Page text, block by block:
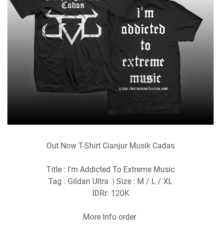
Out Now T-Shirt Cianjur Musik Cadas
Title : I'm Addicted To Extreme Music
Tag : Gildan Ultra | Size : M / L / XL
IDRr: 120K
More Info order